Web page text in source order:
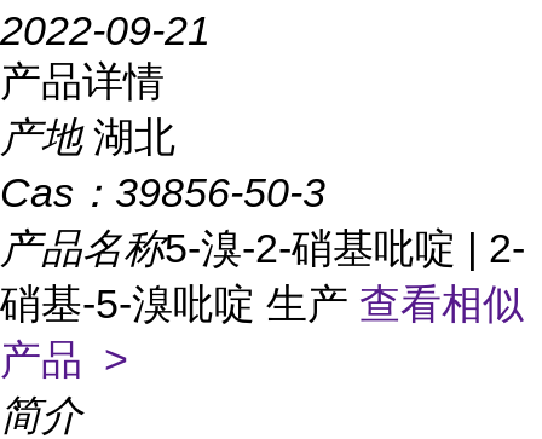
2022-09-21
产品详情
产地 湖北
Cas： 39856-50-3
产品名称5-溴-2-硝基吡啶 | 2-
硝基-5-溴吡啶 生产 查看相似
产品 >
简介